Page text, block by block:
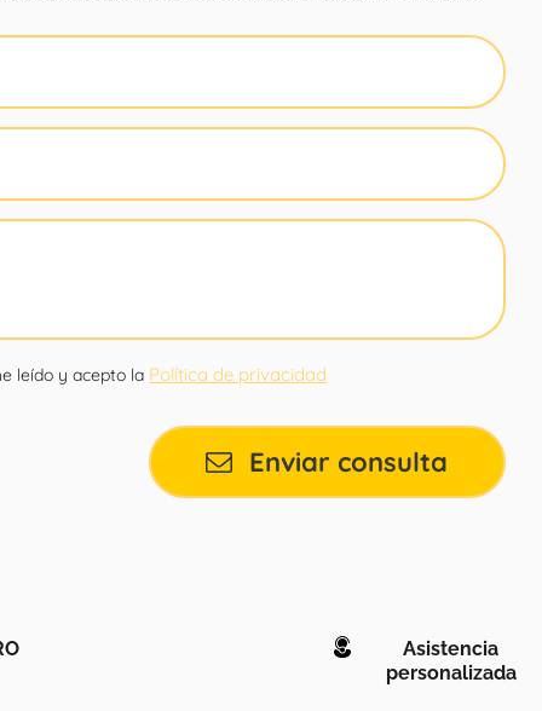
leído y acepto la Política de privacidad
Enviar consulta
Asistencia
personalizada